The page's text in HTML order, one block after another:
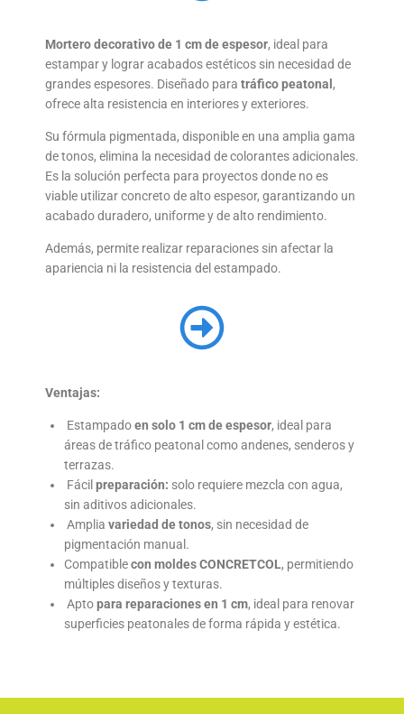
Mortero decorativo de 1 cm de espesor, ideal para
estampar y lograr acabados estéticos sin necesidad de
grandes espesores. Diseñado para tráfico peatonal ,
ofrece alta resistencia en interiores y exteriores.
Su fórmula pigmentada, disponible en una amplia gama
de tonos, elimina la necesidad de colorantes adicionales.
Es la solución perfecta para proyectos donde no es
viable utilizar concreto de alto espesor, garantizando un
acabado duradero, uniforme y de alto rendimiento.
Además, permite realizar reparaciones sin afectar la
apariencia ni la resistencia del estampado.
Ventajas:
Estampadoen solo 1 cm de espesor, ideal para
áreas de tráfico peatonal como andenes, senderos y
terrazas.
Fácil preparación: solo requiere mezcla con agua,
sin aditivos adicionales.
Amplia variedad de tonos, sin necesidad de
pigmentación manual.
Compatiblecon moldes CONCRETCOL, permitiendo
múltiples diseños y texturas.
Aptopara reparaciones en 1 cm, ideal para renovar
superficies peatonales de forma rápida y estética.